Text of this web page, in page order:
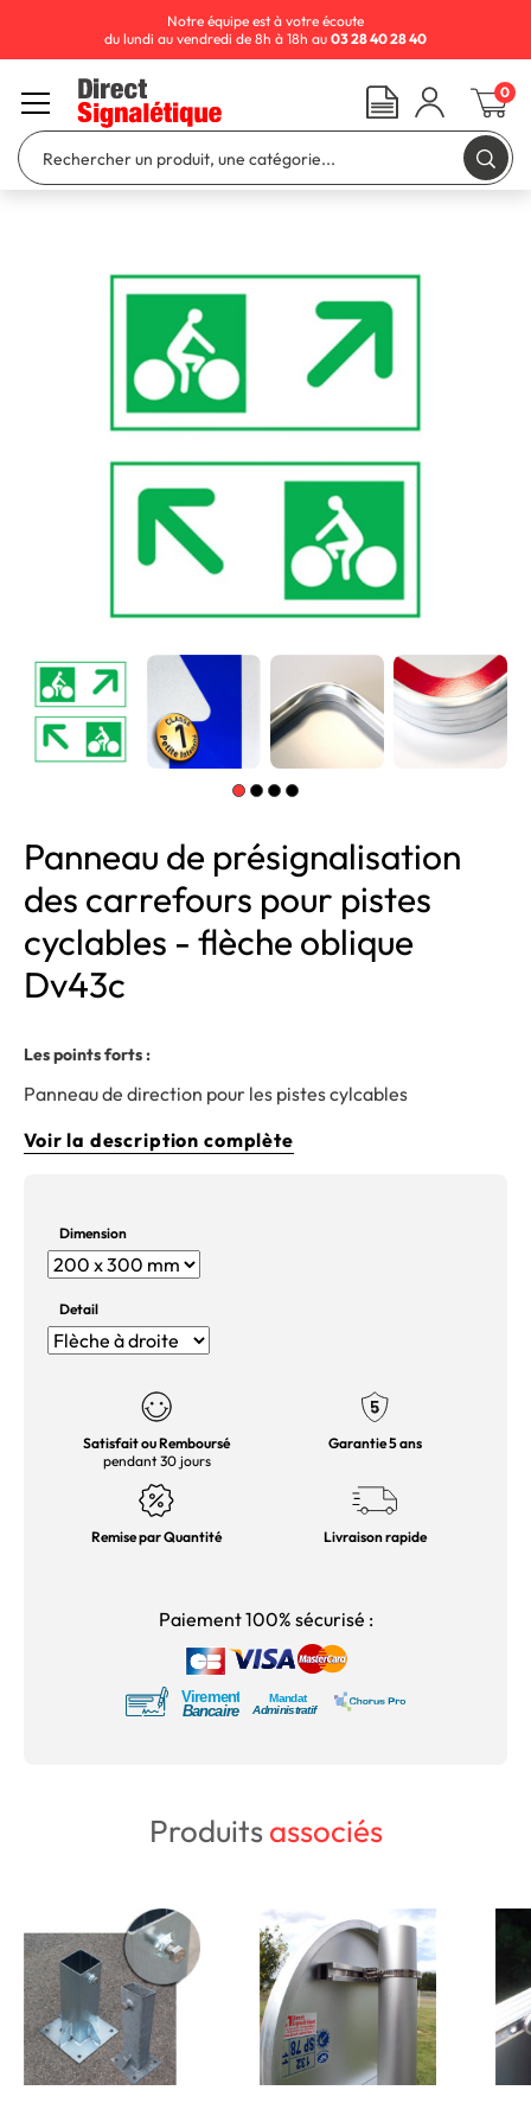
Panneau de présignalisation
des carrefours pour pistes
cyclables - flèche oblique
Dv43c
Les points forts :
Panneau de direction pour les pistes cylcables
Voir la description complète
Dimension
Detail
Satisfait ou Remboursé
pendant 30 jours
Garantie 5 ans
Remise par Quantité Livraison rapide
Paiement 100% sécurisé :
Produitsassociés
Notre équipe est à votre écoute
du lundi au vendredi de 8h à 18h au 03 28 40 28 40
0